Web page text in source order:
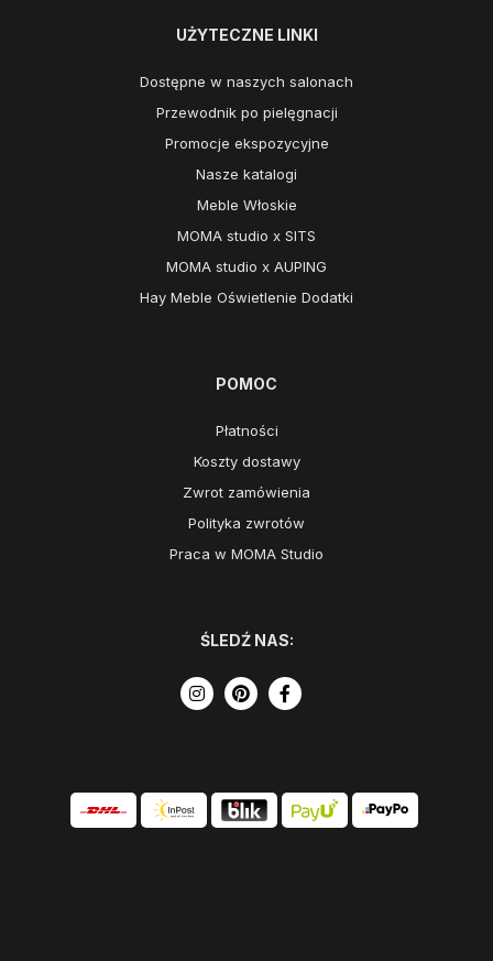
UŻYTECZNE LINKI
Dostępne w naszych salonach
Przewodnik po pielęgnacji
Promocje ekspozycyjne
Nasze katalogi
Meble Włoskie
MOMA studio x SITS
MOMA studio x AUPING
Hay Meble Oświetlenie Dodatki
POMOC
Płatności
Koszty dostawy
Zwrot zamówienia
Polityka zwrotów
Praca w MOMA Studio
ŚLEDŹ NAS: